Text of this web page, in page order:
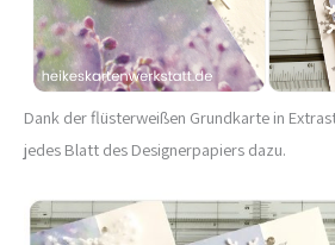
Dank der flüsterweißen Grundkarte in
jedes Blatt des Designerpapiers dazu.